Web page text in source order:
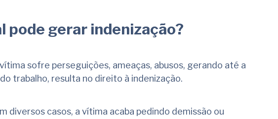
pode gerar indenização?
sofre perseguições, ameaças, abusos, gerando até a
trabalho, resulta no direito à indenização.
diversos casos, a vítima acaba pedindo demissão ou